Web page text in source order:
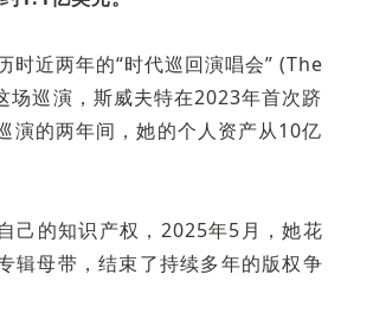
时近两年的“时代巡回演唱会” (The
巡演，斯威夫特在2023年首次跻
演的两年间，她的个人资产从10亿
己的知识产权，2025年5月，她花
母带，结束了持续多年的版权争